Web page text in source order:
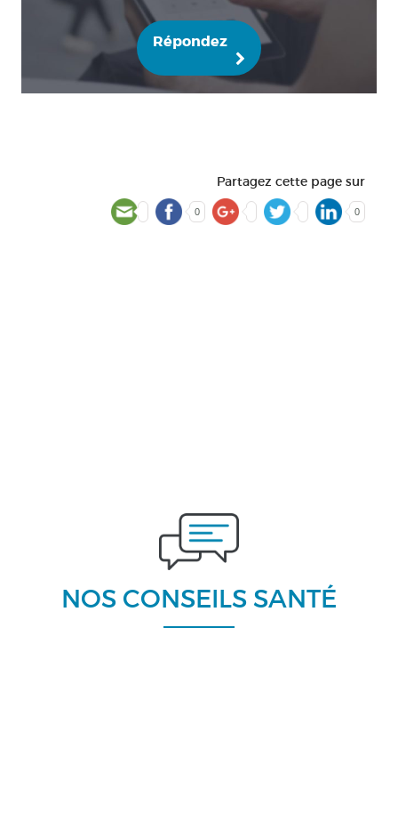
Répondez
Partagez cette page sur
0 0
NOS CONSEILS SANTÉ